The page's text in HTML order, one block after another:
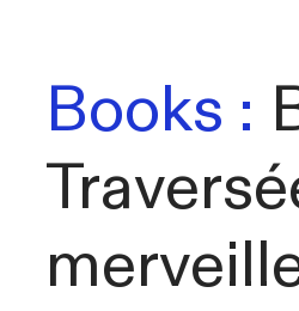
Books :